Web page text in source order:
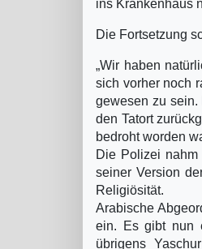
ins Krankenhaus
Die Fortsetzung
„Wir haben
sich vorher noch
gewesen zu sein.
den Tatort
bedroht worden
Die Polizei
seiner Version
Religiösität.
Arabische
ein. Es gibt nun
übrigens